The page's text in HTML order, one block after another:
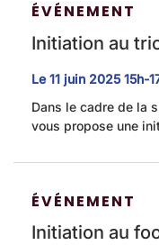
ÉVÉNEMENT
Initiation au
Le11 juin 2025 15h-
Dans le cadre de la
vous propose une
ÉVÉNEMENT
Initiation au